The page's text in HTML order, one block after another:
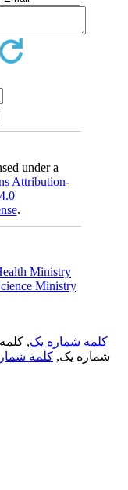
under a
Attribution-
.
Ministry
Ministry
کلمه شماره یک, کلمه
شماره یک, کلمه